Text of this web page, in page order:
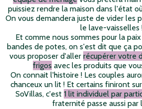
puissiez rendre la maison dans l'état
On vous demandera juste de vider les
le lave-vaisselles
Et comme nous sommes pour la
bandes de potes, on s'est dit que ça
vous proposer d'aller récupérer votre
frigos avec les produits que
On connait l'histoire ! Les couples
chanceux un lit ! Et certains finiront
SoVillas, c'est 1 lit individuel par
fraternité passe aussi par